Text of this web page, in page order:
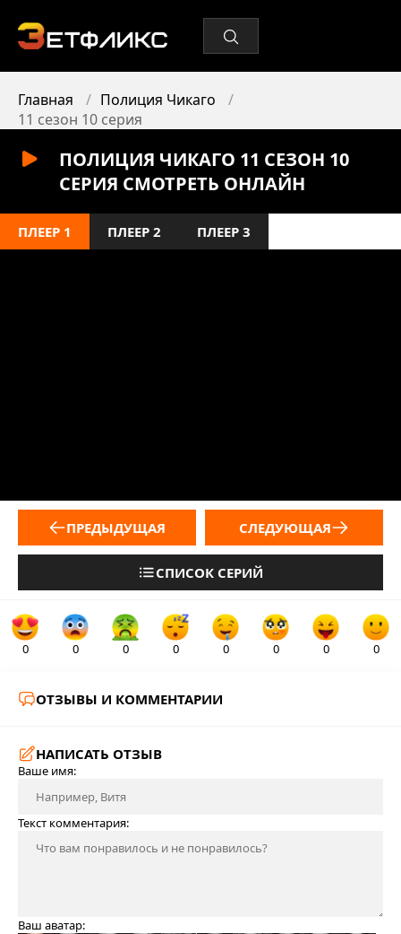
Главная
Полиция Чикаго
11 сезон 10 серия
ПОЛИЦИЯ ЧИКАГО 11 СЕЗОН 10
СЕРИЯ СМОТРЕТЬ ОНЛАЙН
ПЛЕЕР 1 ПЛЕЕР 2 ПЛЕЕР 3
ПРЕДЫДУЩАЯ
СПИСОК СЕРИЙ
СЛЕДУЮЩАЯ
0 0 0 0 0 0 0 0
ОТЗЫВЫ И КОММЕНТАРИИ
НАПИСАТЬ ОТЗЫВ
Ваше имя:
Текст комментария:
Ваш аватар: